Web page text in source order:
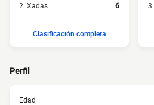
2. Xadas 6
Clasificación completa
Perfil
Edad